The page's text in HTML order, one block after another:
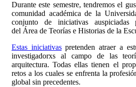
Durante este semestre, tendremos el
comunidad académica de la
conjunto de iniciativas
del Área de Teorías e Historias de la
Estas iniciativaspretenden atraer a
investigadorxs al campo de las
arquitectura. Todas ellas tienen el
retos a los cuales se enfrenta la
global sin precedentes.